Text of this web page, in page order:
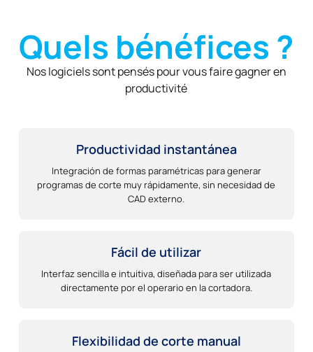
Quels bénéfices ?
Nos logiciels sont pensés pour vous faire gagner en
productivité
Productividad instantánea
Integración de formas paramétricas para generar
programas de corte muy rápidamente, sin necesidad de
CAD externo.
Fácil de utilizar
Interfaz sencilla e intuitiva, diseñada para ser utilizada
directamente por el operario en la cortadora.
Flexibilidad de corte manual